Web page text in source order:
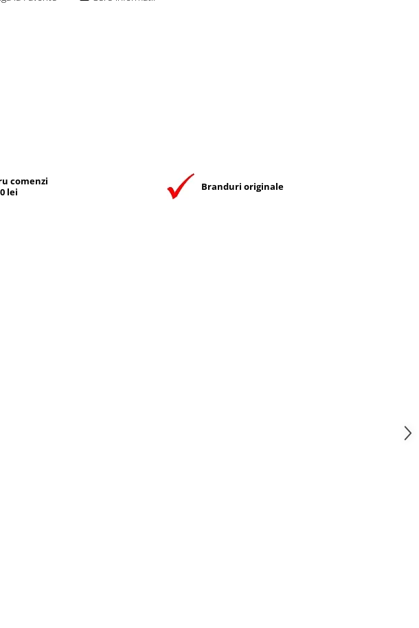
comenzi
lei
Branduri originale